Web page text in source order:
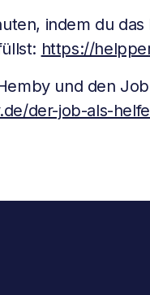
indem du
https://
und den
der-job-als-